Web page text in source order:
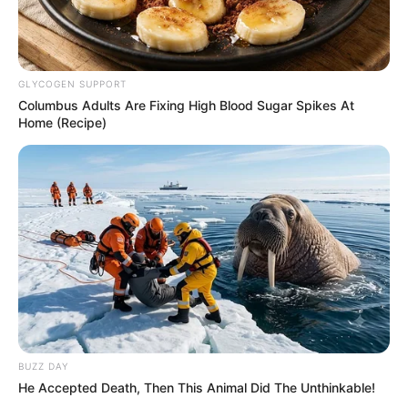
de chacun d’entre eux.
Jeux à 0.10 € exclusivité du Web
Et sans oublier le pronostic duCheval du Jour!
Arrivée du Quinté du jour, qui est le gagnant du
PRIX DU BASSIN D’ARCACHON – STOA
PROMOTION
1er 13 LEV
3e 14 CAESARS PALACE
GLYCOGEN SUPPORT
Columbus Adults Are Fixing High Blood Sugar Spikes At
Home (Recipe)
BUZZ DAY
He Accepted Death, Then This Animal Did The Unthinkable!